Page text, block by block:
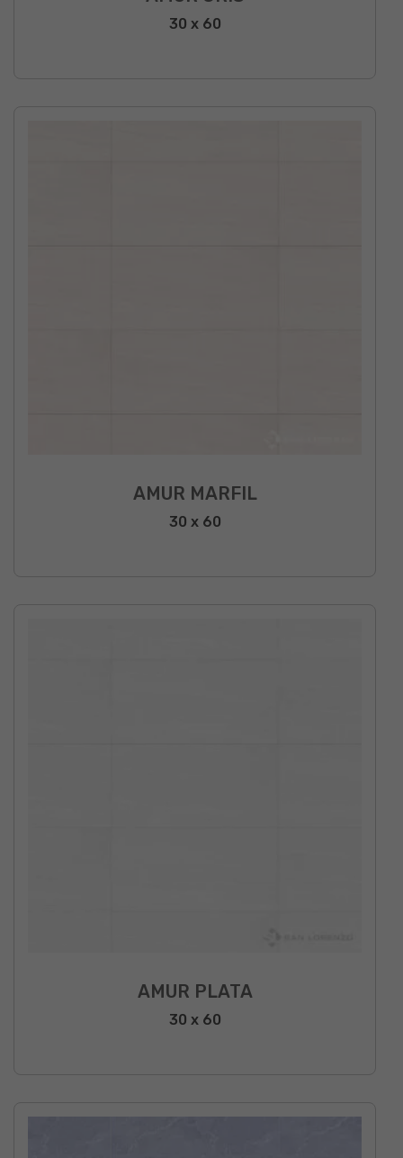
30 x 60
AMUR MARFIL
30 x 60
AMUR PLATA
30 x 60